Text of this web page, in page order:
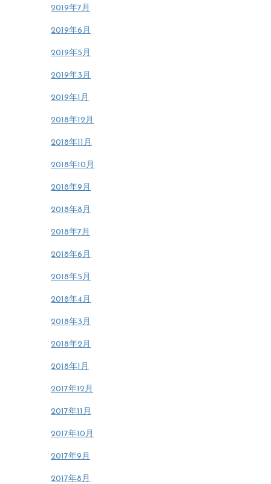
2019年7月
2019年6月
2019年5月
2019年3月
2019年1月
2018年12月
2018年11月
2018年10月
2018年9月
2018年8月
2018年7月
2018年6月
2018年5月
2018年4月
2018年3月
2018年2月
2018年1月
2017年12月
2017年11月
2017年10月
2017年9月
2017年8月